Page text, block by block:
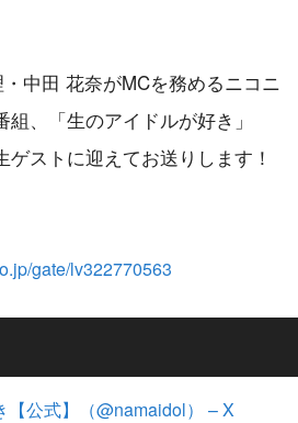
中田 花奈がMCを務めるニコニ
、「生のアイドルが好き」
ストに迎えてお送りします！
gate/lv322770563
【公式】（@namaidol） – X